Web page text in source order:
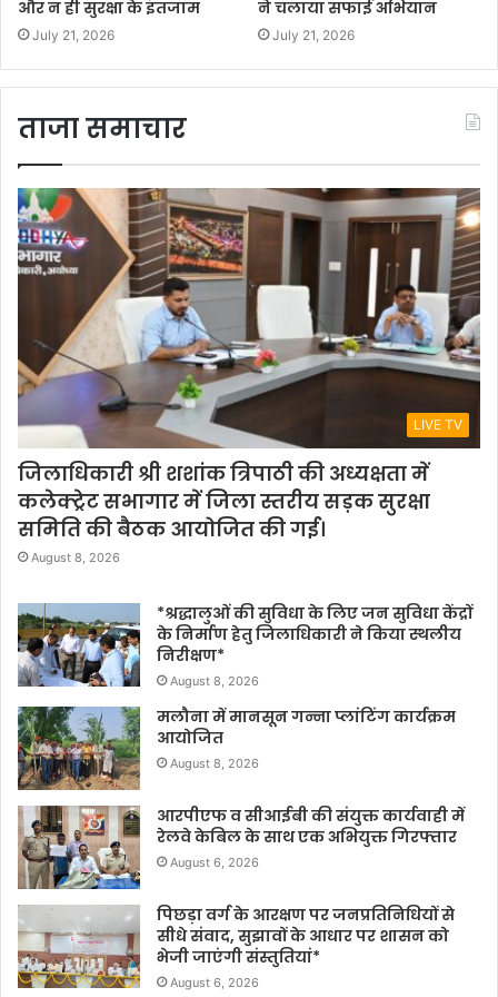
और न ही सुरक्षा के इंतजाम
July 21, 2026
ने चलाया सफाई अभियान
July 21, 2026
ताजा समाचार
LIVE TV
जिलाधिकारी श्री शशांक त्रिपाठी की अध्यक्षता में
कलेक्ट्रेट सभागार में जिला स्तरीय सड़क सुरक्षा
समिति की बैठक आयोजित की गई।
August 8, 2026
*श्रद्धालुओं की सुविधा के लिए जन सुविधा केंद्रों
के निर्माण हेतु जिलाधिकारी ने किया स्थलीय
निरीक्षण*
August 8, 2026
मलौना में मानसून गन्ना प्लांटिंग कार्यक्रम
आयोजित
August 8, 2026
आरपीएफ व सीआईबी की संयुक्त कार्यवाही में
रेलवे केबिल के साथ एक अभियुक्त गिरफ्तार
August 6, 2026
पिछड़ा वर्ग के आरक्षण पर जनप्रतिनिधियों से
सीधे संवाद, सुझावों के आधार पर शासन को
भेजी जाएंगी संस्तुतियां*
August 6, 2026